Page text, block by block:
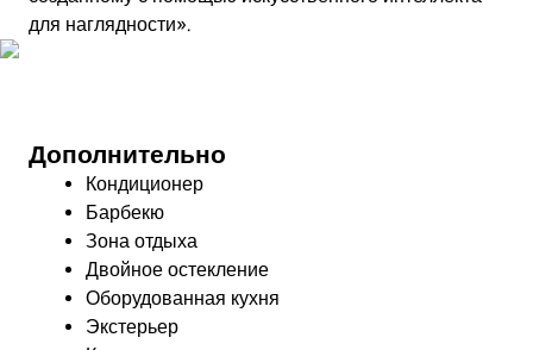
для наглядности».
Дополнительно
Кондиционер
Барбекю
Зона отдыха
Двойное остекление
Оборудованная кухня
Экстерьер